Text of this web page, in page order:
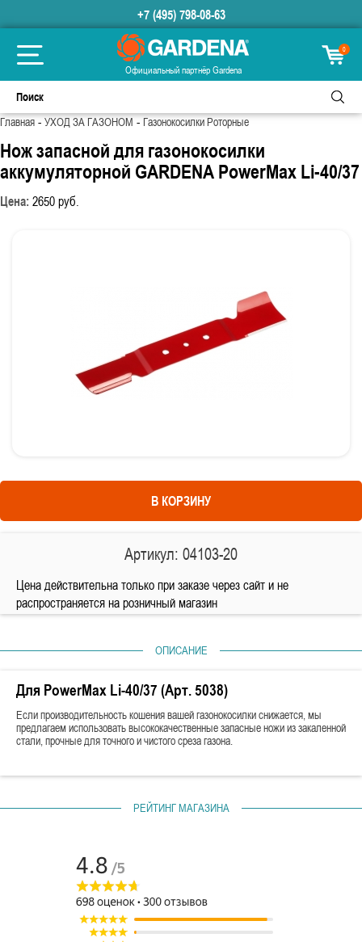
+7 (495) 798-08-63
Официальный партнёр Gardena
0
Главная-УХОД ЗА ГАЗОНОМ-Газонокосилки Роторные
Нож запасной для газонокосилки
аккумуляторной GARDENA PowerMax Li-40/37
Цена: 2650руб.
В КОРЗИНУ
Артикул: 04103-20
Цена действительна только при заказе через сайт и не
распространяется на розничный магазин
ОПИСАНИЕ
Для PowerMax Li-40/37 (Арт. 5038)
Если производительность кошения вашей газонокосилки снижается, мы
предлагаем использовать высококачественные запасные ножи из закаленной
стали, прочные для точного и чистого среза газона.
РЕЙТИНГ МАГАЗИНА